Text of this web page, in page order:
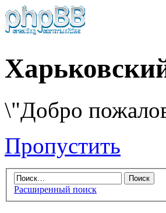
\"Добро
Пропустить
Расширенный поиск